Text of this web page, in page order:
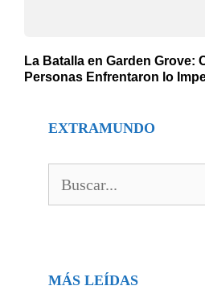
La Batalla en Garden Grove:
Personas Enfrentaron lo
EXTRAMUNDO
MÁS LEÍDAS